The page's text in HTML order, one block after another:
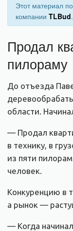
Этот материал
компании TLBud.
Продал
пилораму
До отъезда
области.
— Продал
в технику, в
из пяти
человек.
Конкуренцию в
а рынок —
— Когда